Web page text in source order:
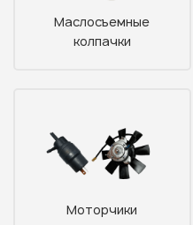
Узнать
Маслосъемные
колпачки
Моторчики